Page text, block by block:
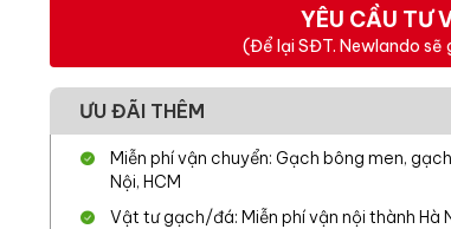
YÊU CẦU TƯ
(Để lại SĐT. Newlando sẽ
ƯU ĐÃI THÊM
Miễn phí vận chuyển: Gạch bông men,
Nội, HCM
Vật tư gạch/đá: Miễn phí vận nội thành Hà